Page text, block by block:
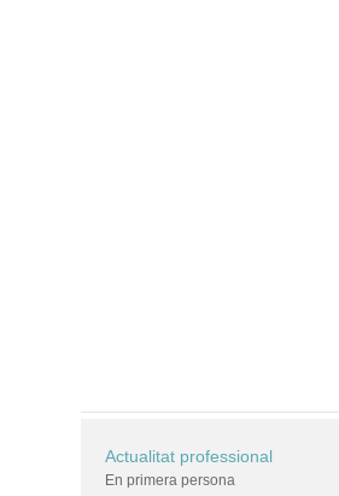
Actualitat professional
En primera persona